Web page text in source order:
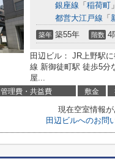
銀座線 「 稲荷町
都営大江戸線 「
築年 築55年 階数 4
田辺ビル： JR上野駅
線 新御徒町駅 徒歩5分
屋...
管理費・共益費 敷金
現在空室情報が
田辺ビルへのお問